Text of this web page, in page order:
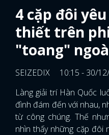
4 cặp đôi
thiết trên
"toang"
SEIZEDIX
10:15 - 30/
Làng giải trí Hàn Quốc
đình đám đến với nhau,
từ công chúng. Thế
nhìn thấy những cặp đôi